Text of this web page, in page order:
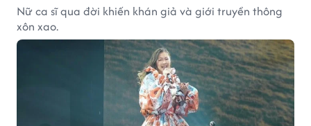
Nữ ca sĩ qua đời khiến khán giả và giới truyền thông
xôn xao.